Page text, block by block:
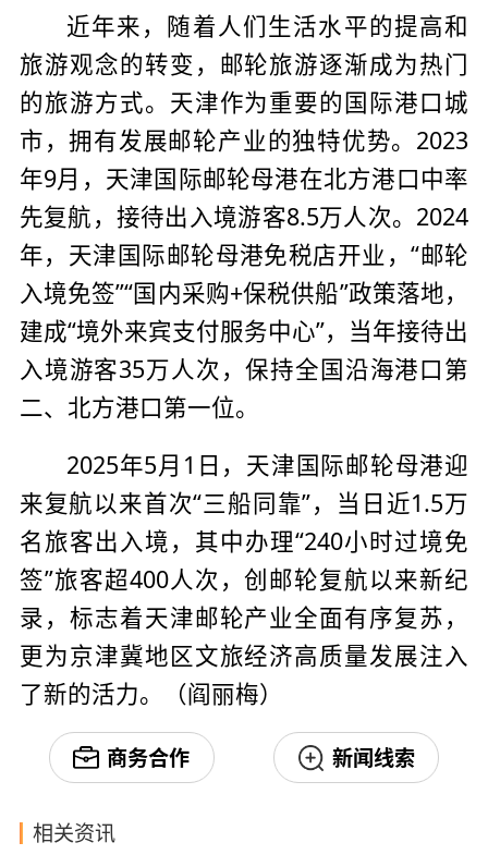
近年来，随着人们生活水平的提高和
旅游观念的转变，邮轮旅游逐渐成为热门
的旅游方式。天津作为重要的国际港口城
市，拥有发展邮轮产业的独特优势。2023
年9月，天津国际邮轮母港在北方港口中率
先复航，接待出入境游客8.5万人次。2024
年，天津国际邮轮母港免税店开业，“邮轮
入境免签”“国内采购+保税供船”政策落地，
建成“境外来宾支付服务中心”，当年接待出
入境游客35万人次，保持全国沿海港口第
二、北方港口第一位。
2025年5月1日，天津国际邮轮母港迎
来复航以来首次“三船同靠”，当日近1.5万
名旅客出入境，其中办理“240小时过境免
签”旅客超400人次，创邮轮复航以来新纪
录，标志着天津邮轮产业全面有序复苏，
更为京津冀地区文旅经济高质量发展注入
了新的活力。（阎丽梅）
商务合作 新闻线索
相关资讯